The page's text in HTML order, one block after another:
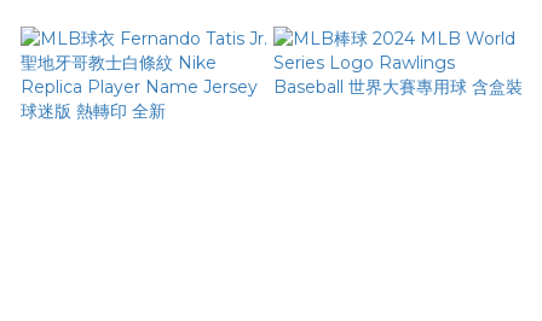
Jersey 球迷版 熱轉印
全新
全新